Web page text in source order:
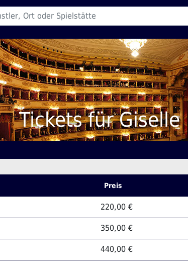
Tickets für Giselle
Preis
220,00 €
350,00 €
440,00 €